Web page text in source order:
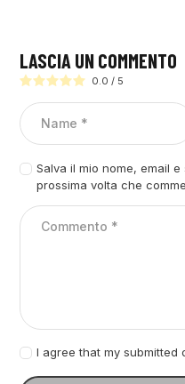
LASCIA UN COMMENTO
0.0 / 5
Salva il mio nome, email
prossima volta che
I agree that my submitted